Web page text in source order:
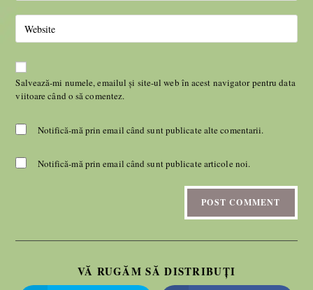
Salvează-mi numele, emailul și site-ul web în acest navigator pentru data
viitoare când o să comentez.
Notifică-mă prin email când sunt publicate alte comentarii.
Notifică-mă prin email când sunt publicate articole noi.
VĂ RUGĂM SĂ DISTRIBUȚI